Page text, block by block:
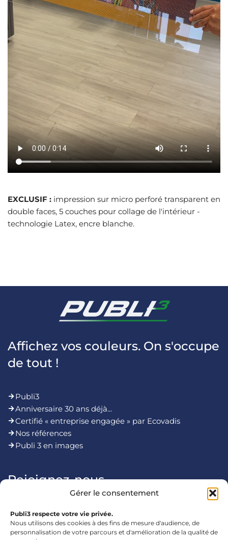
Gérer le consentement
Publi3 respecte votre vie privée.
Nous utilisons des cookies à des fins de mesure d'audience, de
personnalisation de votre parcours et d'amélioration de la qualité de
EXCLUSIF : impression sur micro perforé transparent en
double faces, 5 couches pour collage de l'intérieur -
technologie Latex, encre blanche.
Affichez vos couleurs. On s'occupe
de tout !
Publi3
Anniversaire 30 ans déjà...
Certifié « entreprise engagée » par Ecovadis
Nos références
Publi 3 en images
Rejoignez-nous
Mentions légales